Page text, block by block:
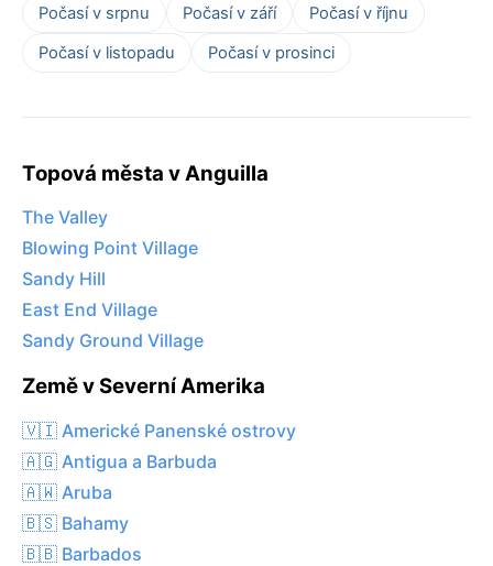
Počasí v srpnu Počasí v září
Počasí v říjnu
Počasí v listopadu
Počasí v prosinci
Topová města v Anguilla
The Valley
Blowing Point Village
Sandy Hill
East End Village
Sandy Ground Village
Země v Severní Amerika
🇻🇮 Americké Panenské ostrovy
🇦🇬 Antigua a Barbuda
🇦🇼 Aruba
🇧🇸 Bahamy
🇧🇧 Barbados